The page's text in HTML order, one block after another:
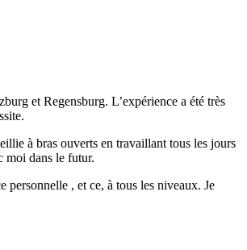
et Regensburg. L’expérience a été très
à bras ouverts en travaillant tous les jours
moi dans le futur.
personnelle , et ce, à tous les niveaux. Je